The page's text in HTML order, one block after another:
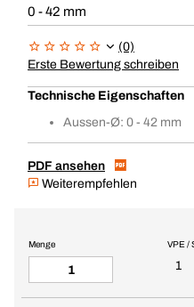
0 - 42 mm
(0)
Erste Bewertung schreiben
Technische Eigenschaften
Aussen-Ø: 0 - 42 mm
PDF ansehen
Weiterempfehlen
VPE /
1
Menge